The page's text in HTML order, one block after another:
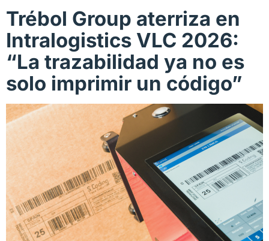
Trébol Group aterriza en
Intralogistics VLC 2026:
“La trazabilidad ya no es
solo imprimir un código”